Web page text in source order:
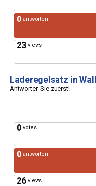
0 antworten
23 views
Laderegelsatz in
Antworten Sie zuerst!
0 votes
0 antworten
26 views